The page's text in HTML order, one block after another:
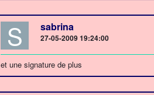
S sabrina
27-05-2009 19:24:00
et une signature de plus